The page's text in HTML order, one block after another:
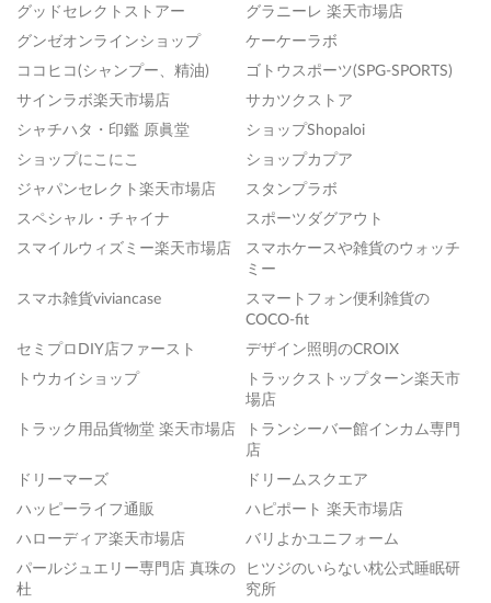
グッドセレクトストアー
グラニーレ 楽天市場店
グンゼオンラインショップ
ケーケーラボ
ココヒコ(シャンプー、精油)
ゴトウスポーツ(SPG-SPORTS)
サインラボ楽天市場店
サカツクストア
シャチハタ・印鑑 原眞堂
ショップShopaloi
ショップにこにこ
ショップカプア
ジャパンセレクト楽天市場店
スタンプラボ
スペシャル・チャイナ
スポーツダグアウト
スマイルウィズミー楽天市場店
スマホケースや雑貨のウォッチ
ミー
スマホ雑貨viviancase
スマートフォン便利雑貨の
COCO-fit
セミプロDIY店ファースト
デザイン照明のCROIX
トウカイショップ
トラックストップターン楽天市
場店
トラック用品貨物堂 楽天市場店
トランシーバー館インカム専門
店
ドリーマーズ
ドリームスクエア
ハッピーライフ通販
ハピポート 楽天市場店
ハローディア楽天市場店
バリよかユニフォーム
パールジュエリー専門店 真珠の
杜
ヒツジのいらない枕公式睡眠研
究所